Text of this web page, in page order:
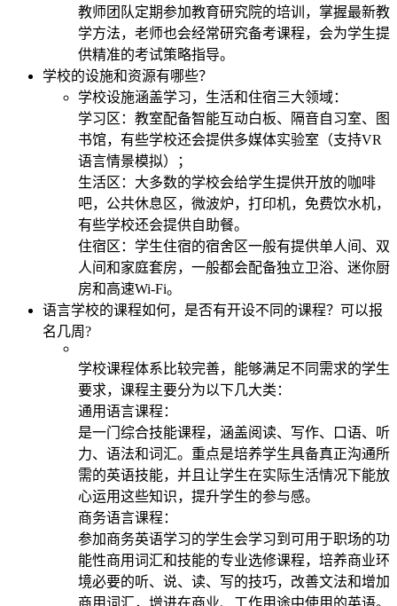
教师团队定期参加教育研究院的培训，掌握最新教
学方法，老师也会经常研究备考课程，会为学生提
供精准的考试策略指导。
学校的设施和资源有哪些？
学校设施涵盖学习，生活和住宿三大领域：
学习区：教室配备智能互动白板、隔音自习室、图
书馆，有些学校还会提供多媒体实验室（支持VR
语言情景模拟）；
生活区：大多数的学校会给学生提供开放的咖啡
吧，公共休息区，微波炉，打印机，免费饮水机，
有些学校还会提供自助餐。
住宿区：学生住宿的宿舍区一般有提供单人间、双
人间和家庭套房，一般都会配备独立卫浴、迷你厨
房和高速Wi-Fi。
语言学校的课程如何，是否有开设不同的课程？可以报
名几周?
学校课程体系比较完善，能够满足不同需求的学生
要求，课程主要分为以下几大类：
通用语言课程：
是一门综合技能课程，涵盖阅读、写作、口语、听
力、语法和词汇。重点是培养学生具备真正沟通所
需的英语技能，并且让学生在实际生活情况下能放
心运用这些知识，提升学生的参与感。
商务语言课程：
参加商务英语学习的学生会学习到可用于职场的功
能性商用词汇和技能的专业选修课程，培养商业环
境必要的听、说、读、写的技巧，改善文法和增加
商用词汇，增进在商业、工作用途中使用的英语。